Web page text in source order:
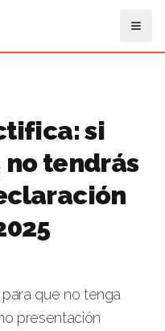
si
tendrás
para que no tenga
presentación